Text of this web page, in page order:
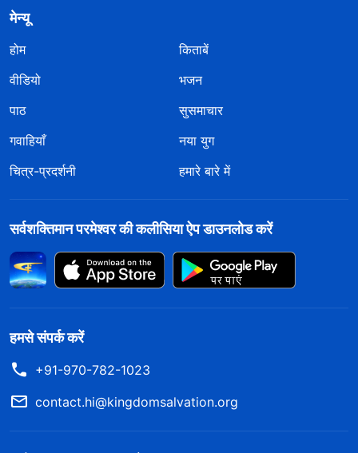
मेन्यू
होम
किताबें
वीडियो
भजन
पाठ
सुसमाचार
गवाहियाँ
नया युग
चित्र-प्रदर्शनी
हमारे बारे में
सर्वशक्तिमान परमेश्वर की कलीसिया ऐप डाउनलोड करें
हमसे संपर्क करें
+91-970-782-1023
contact.hi@kingdomsalvation.org